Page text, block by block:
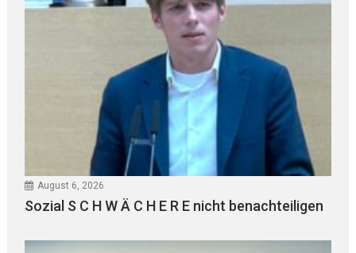
August 6, 2026
Sozial S C H W Ä C H E R E nicht benachteiligen